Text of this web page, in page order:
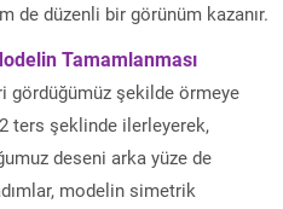
de düzenli bir görünüm kazanır.
Tamamlanması
gördüğümüz şekilde örmeye
ters şeklinde ilerleyerek,
deseni arka yüze de
modelin simetrik